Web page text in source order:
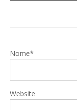
Nome*
Website